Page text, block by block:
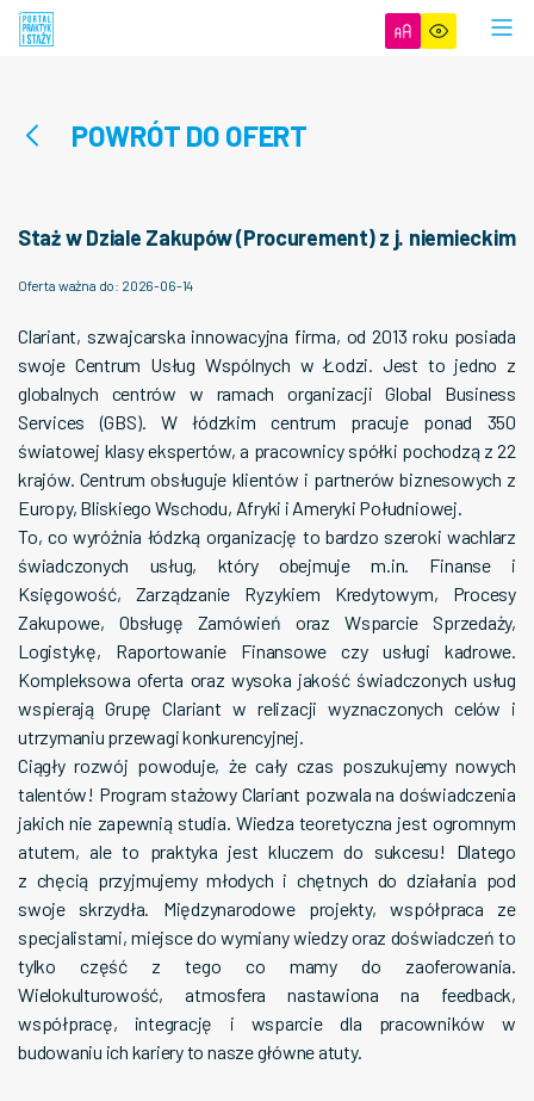
POWRÓT DO OFERT
Staż w Dziale Zakupów (Procurement) z j. niemieckim
Oferta ważna do: 2026-06-14
Clariant, szwajcarska innowacyjna firma, od 2013 roku posiada
swoje Centrum Usług Wspólnych w Łodzi. Jest to jedno z
globalnych centrów w ramach organizacji Global Business
Services (GBS). W łódzkim centrum pracuje ponad 350
światowej klasy ekspertów, a pracownicy spółki pochodzą z 22
krajów. Centrum obsługuje klientów i partnerów biznesowych z
Europy, Bliskiego Wschodu, Afryki i Ameryki Południowej.
To, co wyróżnia łódzką organizację to bardzo szeroki wachlarz
świadczonych usług, który obejmuje m.in. Finanse i
Księgowość, Zarządzanie Ryzykiem Kredytowym, Procesy
Zakupowe, Obsługę Zamówień oraz Wsparcie Sprzedaży,
Logistykę, Raportowanie Finansowe czy usługi kadrowe.
Kompleksowa oferta oraz wysoka jakość świadczonych usług
wspierają Grupę Clariant w relizacji wyznaczonych celów i
utrzymaniu przewagi konkurencyjnej.
Ciągły rozwój powoduje, że cały czas poszukujemy nowych
talentów! Program stażowy Clariant pozwala na doświadczenia
jakich nie zapewnią studia. Wiedza teoretyczna jest ogromnym
atutem, ale to praktyka jest kluczem do sukcesu! Dlatego
z chęcią przyjmujemy młodych i chętnych do działania pod
swoje skrzydła. Międzynarodowe projekty, współpraca ze
specjalistami, miejsce do wymiany wiedzy oraz doświadczeń to
tylko część z tego co mamy do zaoferowania.
Wielokulturowość, atmosfera nastawiona na feedback,
współpracę, integrację i wsparcie dla pracowników w
budowaniu ich kariery to nasze główne atuty.